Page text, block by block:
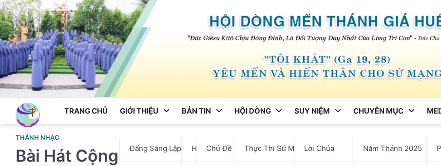
Skip
to
content
TRANG CHỦ GIỚI THIỆU
Đấng Sáng Lập
BẢN TIN
Hội Dòng
Chủ Đề Tháng
HỘI DÒNG
Thực Thi Sứ Mạng
SUY NIỆM
Lời Chúa
CHUYÊN MỤC
Năm Thánh 2025
THÁNH NHẠC
Bài Hát Cộng Đồng Lễ Mồng 1 Tết Bính Ngọ – Cầu